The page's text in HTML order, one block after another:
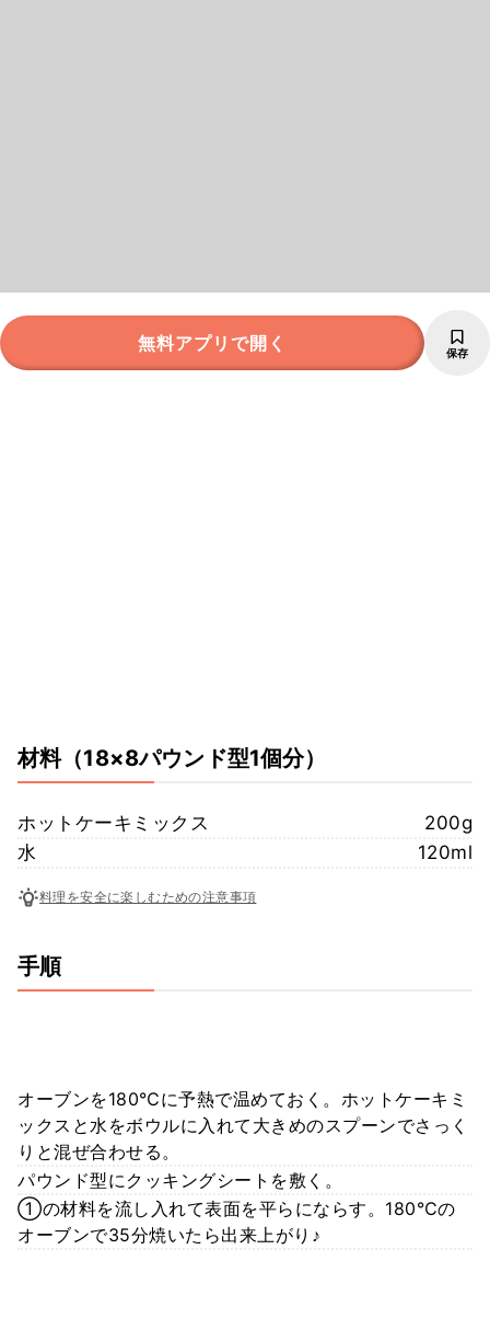
無料アプリで開く 保存
材料（18×8パウンド型1個分）
ホットケーキミックス
200g
水
120ml
料理を安全に楽しむための注意事項
手順
オーブンを180℃に予熱で温めておく。ホットケーキミ
ックスと水をボウルに入れて大きめのスプーンでさっく
りと混ぜ合わせる。
パウンド型にクッキングシートを敷く。
①の材料を流し入れて表面を平らにならす。180℃の
オーブンで35分焼いたら出来上がり♪